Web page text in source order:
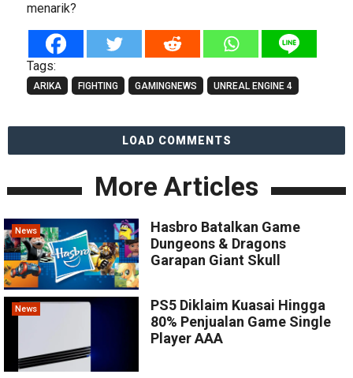
menarik?
Tags:
ARIKA FIGHTING GAMINGNEWS UNREAL ENGINE 4
LOAD COMMENTS
More Articles
News
Hasbro Batalkan Game
Dungeons & Dragons
Garapan Giant Skull
News
PS5 Diklaim Kuasai Hingga
80% Penjualan Game Single
Player AAA